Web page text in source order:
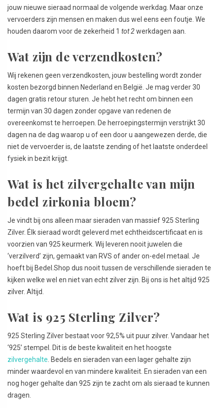
jouw nieuwe sieraad normaal de volgende werkdag. Maar onze
vervoerders zijn mensen en maken dus wel eens een foutje. We
houden daarom voor de zekerheid 1 tot 2werkdagen aan.
Wat zijn de verzendkosten?
Wij rekenen geen verzendkosten, jouw bestelling wordt zonder
kosten bezorgd binnen Nederland en België. Je mag verder 30
dagen gratis retour sturen. Je hebt het recht om binnen een
termijn van 30 dagen zonder opgave van redenen de
overeenkomst te herroepen. De herroepingstermijn verstrijkt 30
dagen na de dag waarop u of een door u aangewezen derde, die
niet de vervoerder is, de laatste zending of het laatste onderdeel
fysiek in bezit krijgt.
Wat is het zilvergehalte van mijn
bedel zirkonia bloem?
Je vindt bij ons alleen maar sieraden van massief 925 Sterling
Zilver. Élk sieraad wordt geleverd met echtheidscertificaat en is
voorzien van 925 keurmerk. Wij leveren nooit juwelen die
‘verzilverd’ zijn, gemaakt van RVS of ander on-edel metaal. Je
hoeft bij Bedel.Shop dus nooit tussen de verschillende sieraden te
kijken welke wel en niet van echt zilver zijn. Bij ons is het altijd 925
zilver. Altijd.
Wat is 925 Sterling Zilver?
925 Sterling Zilver bestaat voor 92,5% uit puur zilver. Vandaar het
‘925’ stempel. Dit is de beste kwaliteit en het hoogste
zilvergehalte . Bedels en sieraden van een lager gehalte zijn
minder waardevol en van mindere kwaliteit. En sieraden van een
nog hoger gehalte dan 925 zijn te zacht om als sieraad te kunnen
dragen.